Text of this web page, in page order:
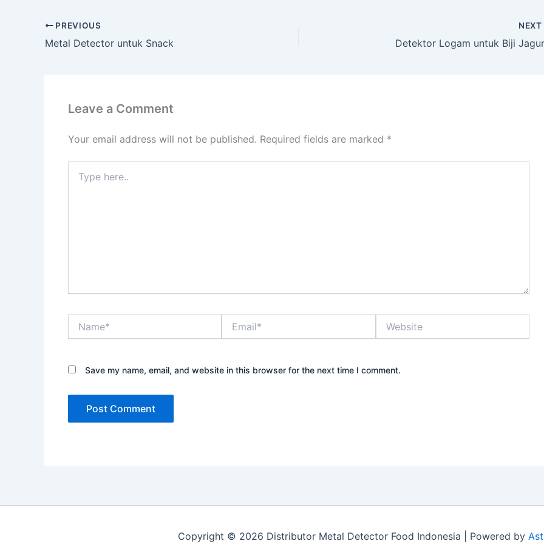
PREVIOUS
Metal Detector untuk Snack
NEXT
Detektor Logam untuk Biji
Leave a Comment
Your email address will not be published. Required fields are marked *
here..
Save my name, email, and website in this browser for the next time I comment.
Copyright © 2026 Distributor Metal Detector Food Indonesia | Powered by